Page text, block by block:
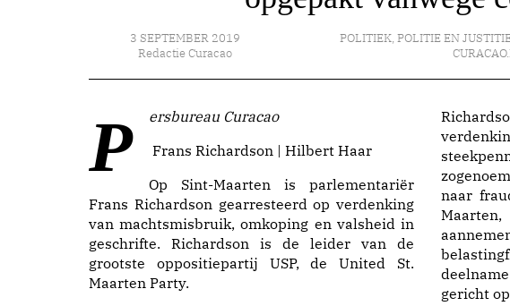
3 SEPTEMBER 2019
Redactie Curacao
POLITIEK,POLITIE EN
Persbureau Curacao
Frans Richardson | Hilbert Haar
Op Sint-Maarten is parlementariër
Frans Richardson gearresteerd op verdenking
van machtsmisbruik, omkoping en valsheid in
geschrifte. Richardson is de leider van de
grootste oppositiepartij USP, de United St.
Maarten Party.
naar
gericht